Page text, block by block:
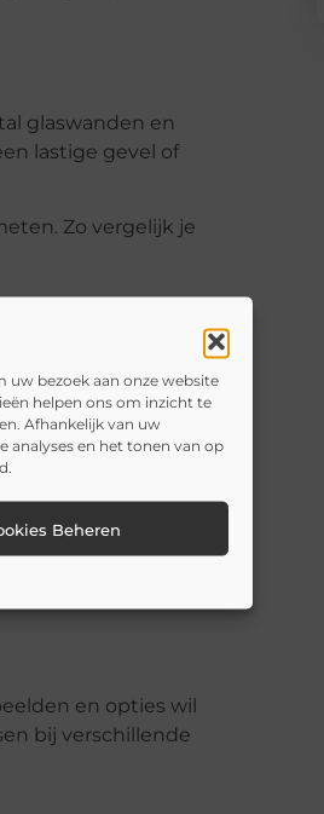
uw bezoek aan onze website
helpen ons om inzicht te
Afhankelijk van uw
analyses en het tonen van op
Beheren
glaswanden en
lastige gevel of
Zo vergelijk je
en opties wil
bij verschillende